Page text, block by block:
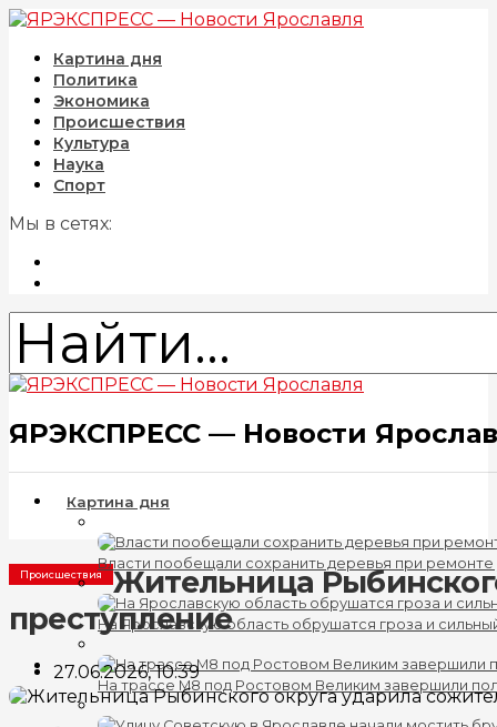
Картина дня
Политика
Экономика
Происшествия
Культура
Наука
Спорт
Мы в сетях:
ЯРЭКСПРЕСС — Новости
Картина дня
Власти пообещали сохранить деревья при
На Ярославскую область обрушатся гроза и
На трассе М8 под Ростовом Великим завершили
Происшествия
Жительница
преступление
27.06.2026, 10:39